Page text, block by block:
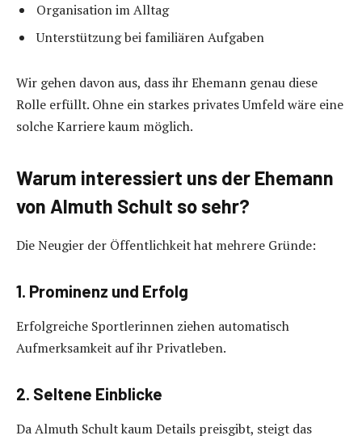
Organisation im Alltag
Unterstützung bei familiären Aufgaben
Wir gehen davon aus, dass ihr Ehemann genau diese
Rolle erfüllt. Ohne ein starkes privates Umfeld wäre eine
solche Karriere kaum möglich.
Warum interessiert uns der Ehemann
von Almuth Schult so sehr?
Die Neugier der Öffentlichkeit hat mehrere Gründe:
1. Prominenz und Erfolg
Erfolgreiche Sportlerinnen ziehen automatisch
Aufmerksamkeit auf ihr Privatleben.
2. Seltene Einblicke
Da Almuth Schult kaum Details preisgibt, steigt das